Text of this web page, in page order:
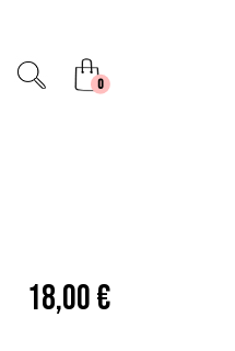
0unread messages
18,00 €